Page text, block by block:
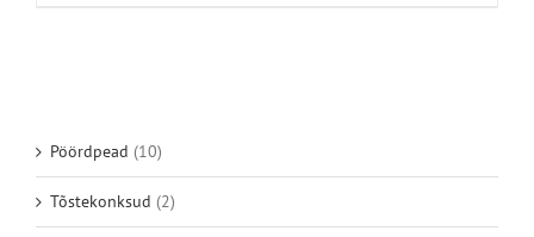
Pöördpead (10)
Tõstekonksud (2)